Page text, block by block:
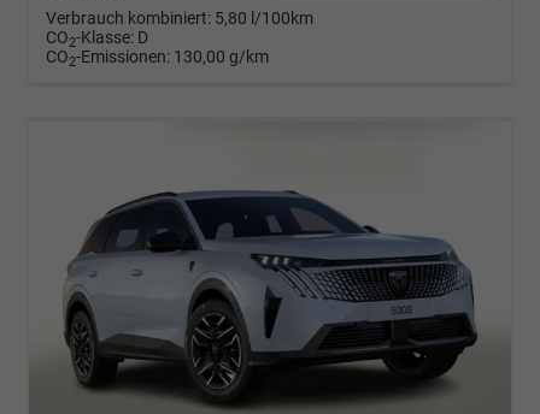
Verbrauch kombiniert: 5,80 l/100km
CO2-Klasse: D
CO2-Emissionen: 130,00 g/km